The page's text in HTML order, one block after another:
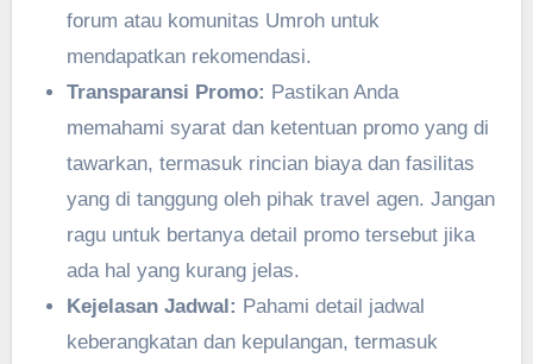
forum atau komunitas Umroh untuk
mendapatkan rekomendasi.
Transparansi Promo: Pastikan Anda
memahami syarat dan ketentuan promo yang di
tawarkan, termasuk rincian biaya dan fasilitas
yang di tanggung oleh pihak travel agen. Jangan
ragu untuk bertanya detail promo tersebut jika
ada hal yang kurang jelas.
Kejelasan Jadwal: Pahami detail jadwal
keberangkatan dan kepulangan, termasuk